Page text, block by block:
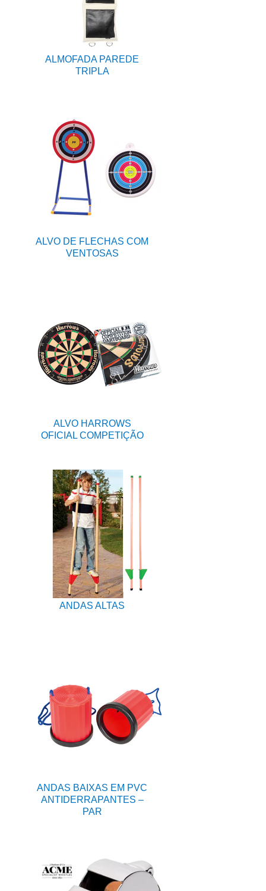
ALMOFADA PAREDE
TRIPLA
ALVO DE FLECHAS COM
VENTOSAS
ALVO HARROWS
OFICIAL COMPETIÇÃO
ANDAS ALTAS
ANDAS BAIXAS EM PVC
ANTIDERRAPANTES –
PAR